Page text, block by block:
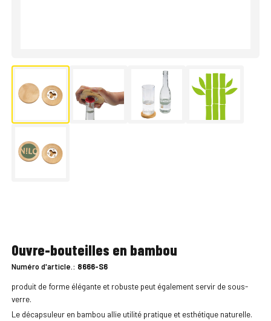
Ouvre-bouteilles en bambou
Numéro d'article.: 8666-S6
produit de forme élégante et robuste peut également servir de sous-
verre.
Le décapsuleur en bambou allie utilité pratique et esthétique naturelle.